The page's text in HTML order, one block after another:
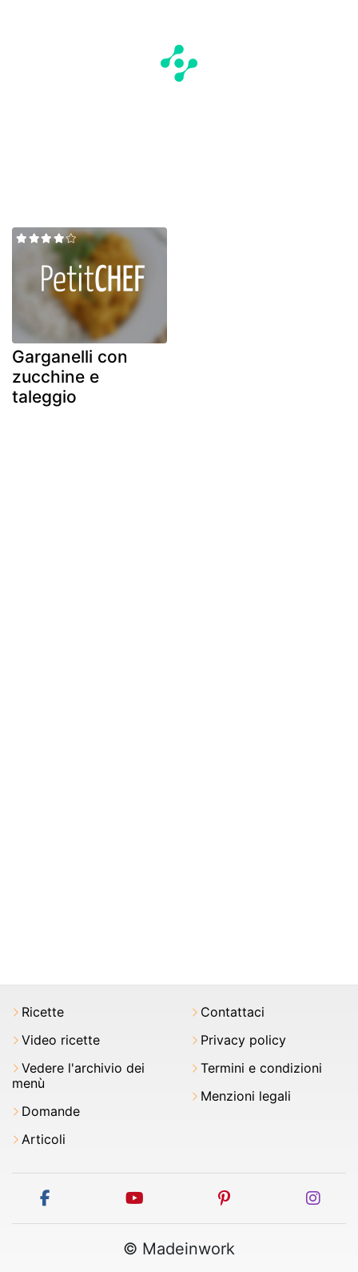
Garganelli con
zucchine e
taleggio
Ricette
Video ricette
Vedere l'archivio dei
menù
Domande
Articoli
Contattaci
Privacy policy
Termini e condizioni
Menzioni legali
facebook youtube pinterest
© Madeinwork